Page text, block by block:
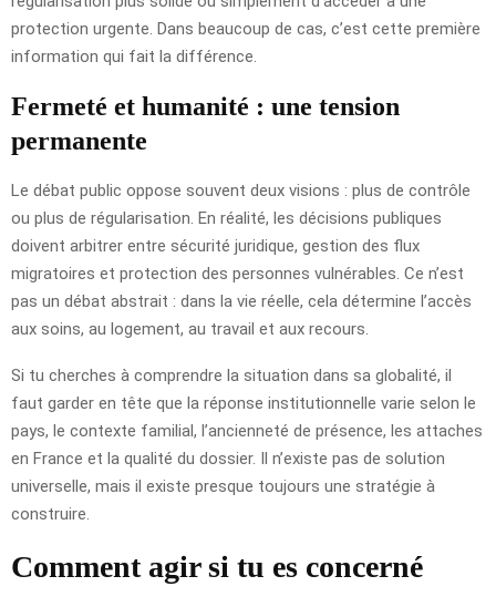
protection urgente. Dans beaucoup de cas, c’est cette première
information qui fait la différence.
Fermeté et humanité : une tension
permanente
Le débat public oppose souvent deux visions : plus de contrôle
ou plus de régularisation. En réalité, les décisions publiques
doivent arbitrer entre sécurité juridique, gestion des flux
migratoires et protection des personnes vulnérables. Ce n’est
pas un débat abstrait : dans la vie réelle, cela détermine l’accès
aux soins, au logement, au travail et aux recours.
Si tu cherches à comprendre la situation dans sa globalité, il
faut garder en tête que la réponse institutionnelle varie selon le
pays, le contexte familial, l’ancienneté de présence, les attaches
en France et la qualité du dossier. Il n’existe pas de solution
universelle, mais il existe presque toujours une stratégie à
construire.
Comment agir si tu es concerné